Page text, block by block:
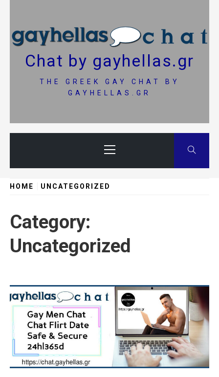
content
Chat by gayhellas.gr
THE GREEK GAY CHAT BY
GAYHELLAS.GR
Menu
HOME UNCATEGORIZED
Category:
Uncategorized